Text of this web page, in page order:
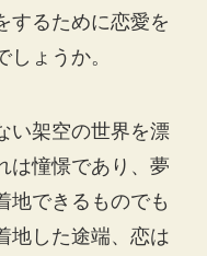
するために恋愛を
ょうか。
い架空の世界を漂
は憧憬であり、夢
地できるものでも
地した途端、恋は